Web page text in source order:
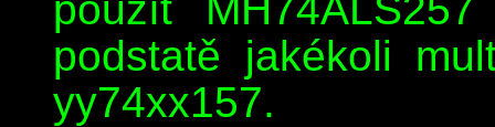
podstatě jakékoli
yy74xx157.